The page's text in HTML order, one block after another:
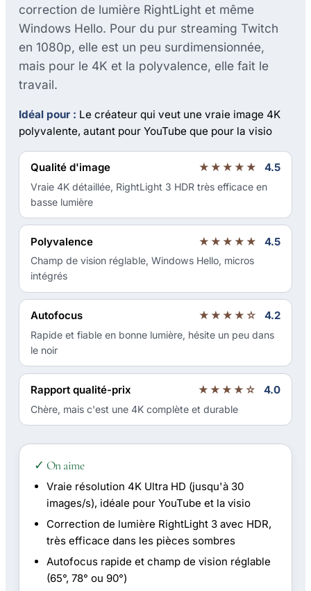
correction de lumière RightLight et même
Windows Hello. Pour du pur streaming Twitch
en 1080p, elle est un peu surdimensionnée,
mais pour le 4K et la polyvalence, elle fait le
travail.
Idéal pour : Le créateur qui veut une vraie image 4K
polyvalente, autant pour YouTube que pour la visio
Qualité d'image ★★★★★ 4.5
Vraie 4K détaillée, RightLight 3 HDR très efficace en
basse lumière
Polyvalence ★★★★★ 4.5
Champ de vision réglable, Windows Hello, micros
intégrés
Autofocus ★★★★☆ 4.2
Rapide et fiable en bonne lumière, hésite un peu dans
le noir
Rapport qualité-prix ★★★★☆ 4.0
Chère, mais c'est une 4K complète et durable
✓ On aime
Vraie résolution 4K Ultra HD (jusqu'à 30
images/s), idéale pour YouTube et la visio
Correction de lumière RightLight 3 avec HDR,
très efficace dans les pièces sombres
Autofocus rapide et champ de vision réglable
(65°, 78° ou 90°)